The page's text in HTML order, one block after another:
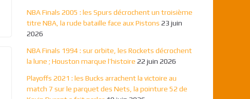
NBA Finals 2005 : les Spurs décrochent un troisième
titre NBA, la rude bataille face aux Pistons 23 juin
2026
NBA Finals 1994 : sur orbite, les Rockets décrochent
la lune ; Houston marque l’histoire 22 juin 2026
Playoffs 2021 : les Bucks arrachent la victoire au
match 7 sur le parquet des Nets, la pointure 52 de